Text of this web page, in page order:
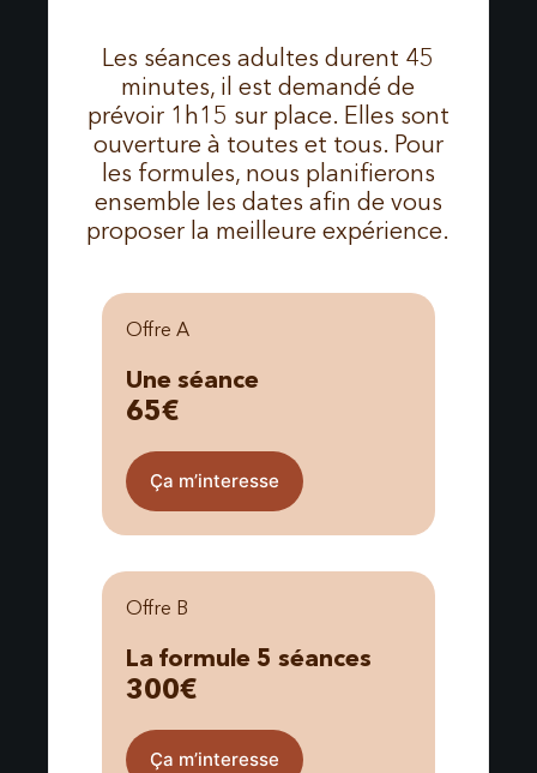
Les séances adultes durent 45
minutes, il est demandé de
prévoir 1h15 sur place. Elles sont
ouverture à toutes et tous. Pour
les formules, nous planifierons
ensemble les dates afin de vous
proposer la meilleure expérience.
Offre A
Une séance
65€
Ça m’interesse
Offre B
La formule 5 séances
300€
Ça m’interesse